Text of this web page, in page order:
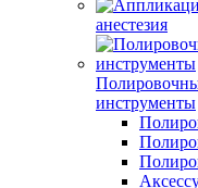
анестезия
инструменты